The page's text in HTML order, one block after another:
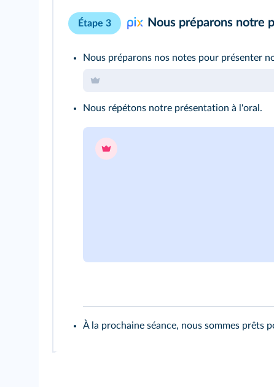
Étape 3 Nous préparons notre
Nous préparons nos notes pour présenter
Nous répétons notre présentation à l'oral.
À la prochaine séance, nous sommes prêts